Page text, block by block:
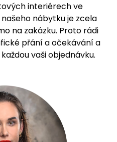
interiérech ve
nábytku je zcela
na zakázku. Proto rádi
přání a očekávání a
vaši objednávku.